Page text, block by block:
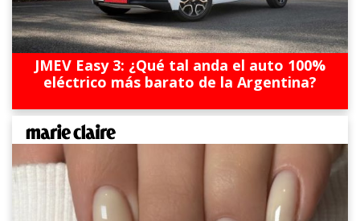
JMEV Easy 3: ¿Qué tal anda el auto 100%
eléctrico más barato de la Argentina?